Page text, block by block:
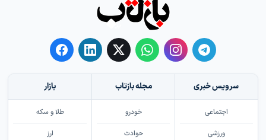
سرویس خبری
اجتماعی
ورزشی
مجله بازتاب
خودرو
حوادث
بازار
طلا و سکه
ارز